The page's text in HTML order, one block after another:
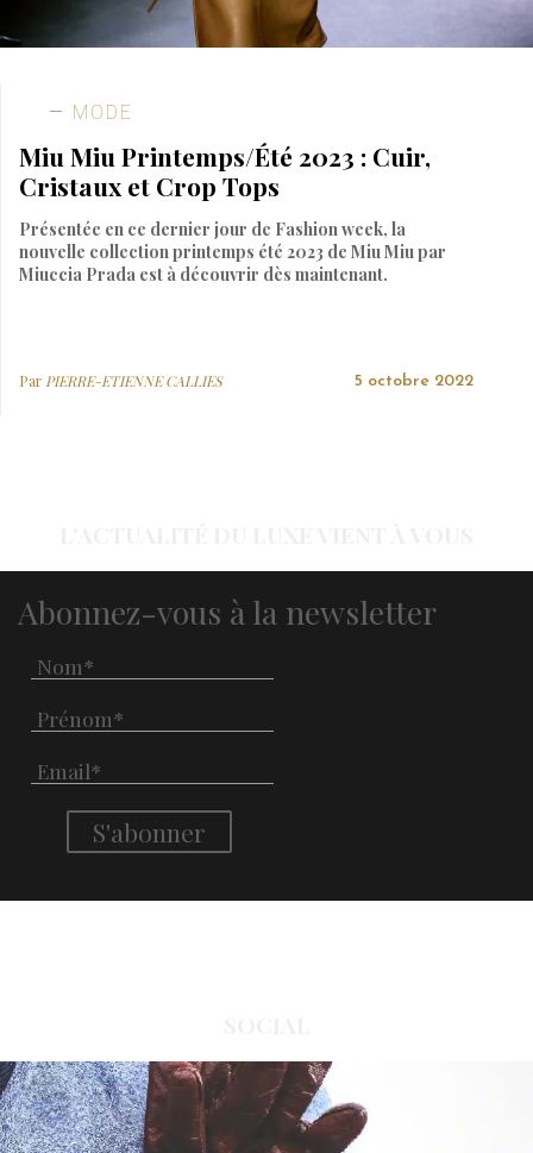
MODE
Miu Miu Printemps/Été 2023 : Cuir,
Cristaux et Crop Tops
Présentée en ce dernier jour de Fashion week, la
nouvelle collection printemps été 2023 de Miu Miu par
Miuccia Prada est à découvrir dès maintenant.
ParPIERRE-ETIENNE CALLIES 5 octobre 2022
Abonnez-vous à la newsletter